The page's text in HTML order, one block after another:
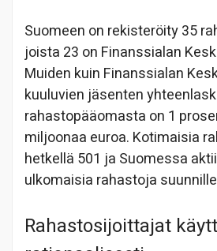
Suomeen on rekisteröity 35
joista 23 on Finanssialan
Muiden kuin Finanssialan
kuuluvien jäsenten
rahastopääomasta on 1
miljoonaa euroa. Kotimaisia
hetkellä 501 ja Suomessa
ulkomaisia rahastoja
Rahastosijoittajat